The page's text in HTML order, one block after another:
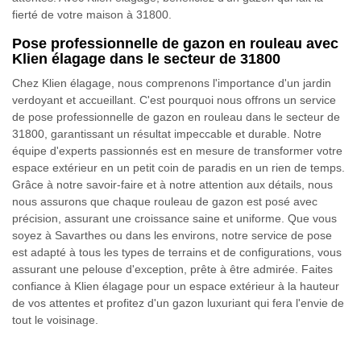
fierté de votre maison à 31800.
Pose professionnelle de gazon en rouleau avec
Klien élagage dans le secteur de 31800
Chez Klien élagage, nous comprenons l'importance d'un jardin
verdoyant et accueillant. C'est pourquoi nous offrons un service
de pose professionnelle de gazon en rouleau dans le secteur de
31800, garantissant un résultat impeccable et durable. Notre
équipe d'experts passionnés est en mesure de transformer votre
espace extérieur en un petit coin de paradis en un rien de temps.
Grâce à notre savoir-faire et à notre attention aux détails, nous
nous assurons que chaque rouleau de gazon est posé avec
précision, assurant une croissance saine et uniforme. Que vous
soyez à Savarthes ou dans les environs, notre service de pose
est adapté à tous les types de terrains et de configurations, vous
assurant une pelouse d'exception, prête à être admirée. Faites
confiance à Klien élagage pour un espace extérieur à la hauteur
de vos attentes et profitez d'un gazon luxuriant qui fera l'envie de
tout le voisinage.